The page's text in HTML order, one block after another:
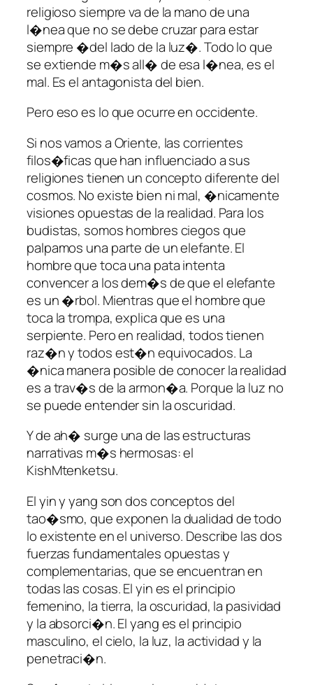
religioso siempre va de la mano de una
l�nea que no se debe cruzar para estar
siempre �del lado de la luz�. Todo lo que
se extiende m�s all� de esa l�nea, es el
mal. Es el antagonista del bien.
Pero eso es lo que ocurre en occidente.
Si nos vamos a Oriente, las corrientes
filos�ficas que han influenciado a sus
religiones tienen un concepto diferente del
cosmos. No existe bien ni mal, �nicamente
visiones opuestas de la realidad. Para los
budistas, somos hombres ciegos que
palpamos una parte de un elefante. El
hombre que toca una pata intenta
convencer a los dem�s de que el elefante
es un �rbol. Mientras que el hombre que
toca la trompa, explica que es una
serpiente. Pero en realidad, todos tienen
raz�n y todos est�n equivocados. La
�nica manera posible de conocer la realidad
es a trav�s de la armon�a. Porque la luz no
se puede entender sin la oscuridad.
Y de ah� surge una de las estructuras
narrativas m�s hermosas: el
KishMtenketsu.
El yin y yang son dos conceptos del
tao�smo, que exponen la dualidad de todo
lo existente en el universo. Describe las dos
fuerzas fundamentales opuestas y
complementarias, que se encuentran en
todas las cosas. El yin es el principio
femenino, la tierra, la oscuridad, la pasividad
y la absorci�n. El yang es el principio
masculino, el cielo, la luz, la actividad y la
penetraci�n.